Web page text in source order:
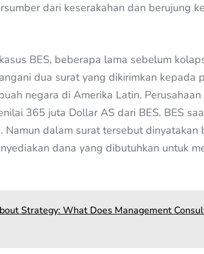
dari keserakahan dan berujung
BES, beberapa lama sebelum kolaps,
dua surat yang dikirimkan kepada
negara di Amerika Latin.
365 juta Dollar AS dari BES. BES
Namun dalam surat tersebut dinyatakan
dana yang dibutuhkan untuk
Strategy: What Does Management